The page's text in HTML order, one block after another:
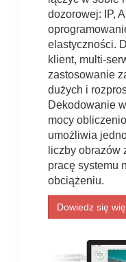
dozorowej: IP,
elastyczności.
klient, multi-
zastosowanie
dużych i
Dekodowanie
mocy
umożliwia
liczby obrazów
pracę systemu
obciążeniu.
Dowiedz się